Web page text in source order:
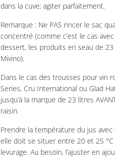
dans la cuve; agiter parfaitement.
Remarque : Ne PAS rincer le sac
concentré (comme c’est le cas
dessert, les produits en seau de
Mivino).
Dans le cas des trousses pour vin
Series, Cru International ou Glad
jusqu’à la marque de 23 litres
raisin.
Prendre la température du jus
elle doit se situer entre 20 et 25 °C
levurage. Au besoin, l’ajuster en